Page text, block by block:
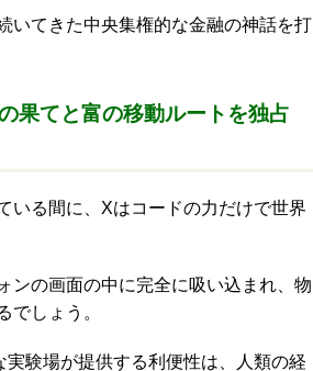
いてきた中央集権的な金融の神話を打
果てと富の移動ルートを独占
いる間に、Xはコードの力だけで世界
ンの画面の中に完全に吸い込まれ、物
でしょう。
験場が提供する利便性は、人類の経